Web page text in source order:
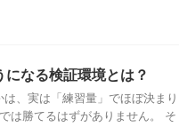
なる検証環境とは？
、実は「練習量」でほぼ決まり
は勝てるはずがありません。 そ